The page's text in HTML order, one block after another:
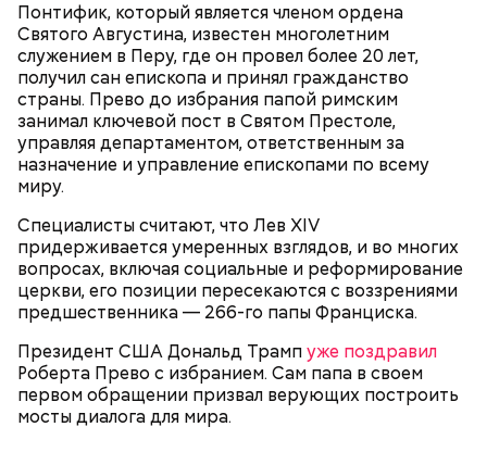
Понтифик, который является членом ордена
Святого Августина, известен многолетним
служением в Перу, где он провел более 20 лет,
получил сан епископа и принял гражданство
страны. Прево до избрания папой римским
занимал ключевой пост в Святом Престоле,
управляя департаментом, ответственным за
назначение и управление епископами по всему
миру.
Специалисты считают, что Лев XIV
придерживается умеренных взглядов, и во многих
вопросах, включая социальные и реформирование
церкви, его позиции пересекаются с воззрениями
предшественника — 266-го папы Франциска.
Президент США Дональд Трампуже поздравил
Роберта Прево с избранием. Сам папа в своем
первом обращении призвал верующих построить
мосты диалога для мира.
Француженка Люсиль Рандон родилась 11 февраля
1904 года в городке Алес. Интересно, что у
долгожительницы была сестра-близнец, которая
умерла в 18-месячном возрасте. В 1916 году Рандон
работала гувернанткой в марсельской семье, а в
1920 году переехала в Версаль, где была на
протяжении 16 лет учителем в двух семьях. В 1923
году она стала послушницей в монастыре и спустя
20 лет приняла монашество в одном из парижских
монастырей.
лет перешла в другой монастырь в Тулоне. Однако
в 2010-х годах она была слепой и прикованной к
инвалидному креслу, из-за чего была вынуждена
переехать в дом престарелых. В 2021 году Рандон
заболела COVID-19, однако болезнь протекала
бессимптомно и она смогла оправиться. 17 января
2023 года Люсиль Рандон умерла во сне, совсем
немного не дожив до 119 лет.